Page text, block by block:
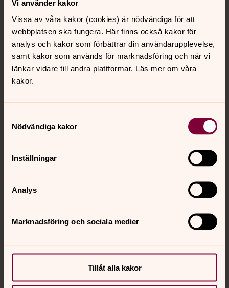
Vi använder kakor
Vissa av våra kakor (cookies) är nödvändiga för att
webbplatsen ska fungera. Här finns också kakor för
analys och kakor som förbättrar din användarupplevelse,
samt kakor som används för marknadsföring och när vi
länkar vidare till andra plattformar. Läs mer om våra
kakor.
Nödvändiga kakor
Inställningar
Analys
Marknadsföring och sociala medier
Tillåt alla kakor
Avdelningen för gemensamma funktioner
Avdelningen för kyrkoliv
utlandet
Avdelningen för Svenska kyrkans
Personalavdelningen